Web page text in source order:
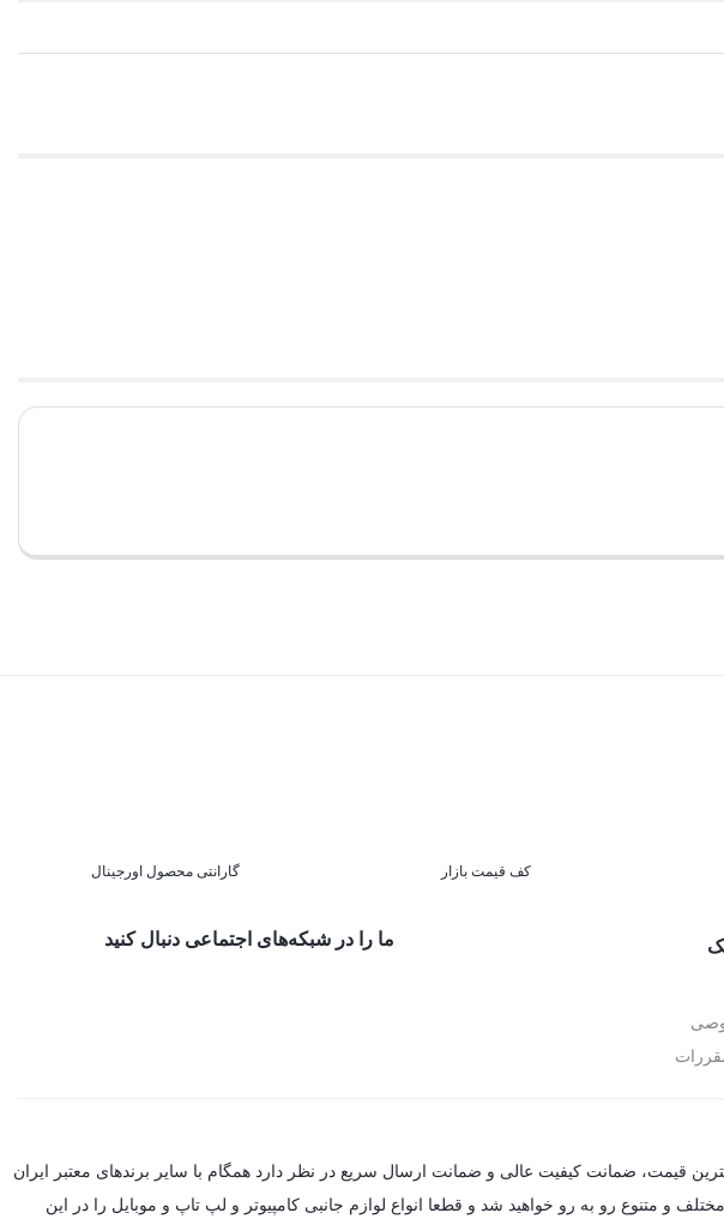
کف قیمت بازار گارانتی محصول اورجینال
ما را در شبکه‌های اجتماعی دنبال کنید
قیمت، ضمانت کیفیت عالی و ضمانت ارسال سریع در نظر دارد همگام با سایر برندهای معتبر ایران
و متنوع رو به رو خواهید شد و قطعا انواع لوازم جانبی کامپیوتر و لپ تاپ و موبایل را در این